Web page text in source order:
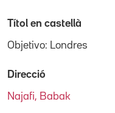
Títol en castellà
Objetivo: Londres
Direcció
Najafi, Babak